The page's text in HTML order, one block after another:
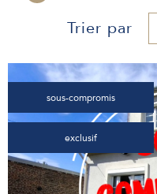
Trier par
sous-compromis
exclusif